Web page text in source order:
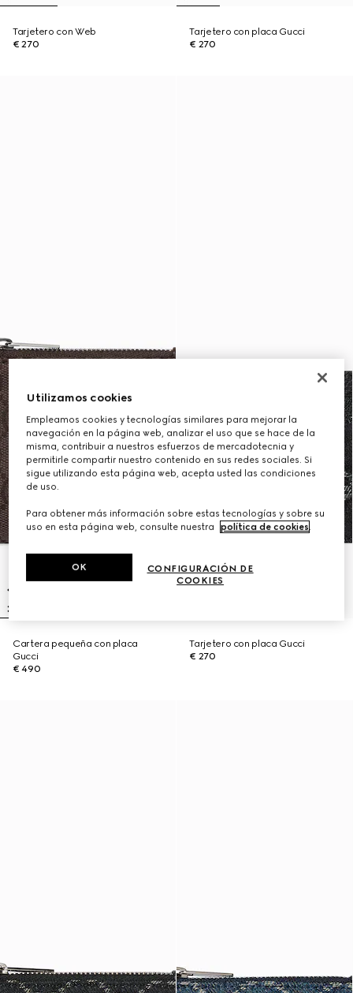
Tarjetero con Web
€ 270
Tarjetero con placa Gucci
€ 270
Cartera pequeña con placa
Gucci
€ 490
Tarjetero con placa Gucci
€ 270
Utilizamos cookies
Empleamos cookies y tecnologías similares para mejorar la
navegación en la página web, analizar el uso que se hace de la
misma, contribuir a nuestros esfuerzos de mercadotecnia y
permitirle compartir nuestro contenido en sus redes sociales. Si
sigue utilizando esta página web, acepta usted las condiciones
de uso.
Para obtener más información sobre estas tecnologías y sobre su
uso en esta página web, consulte nuestra
política de cookies.
CONFIGURACIÓN DE
COOKIES
OK